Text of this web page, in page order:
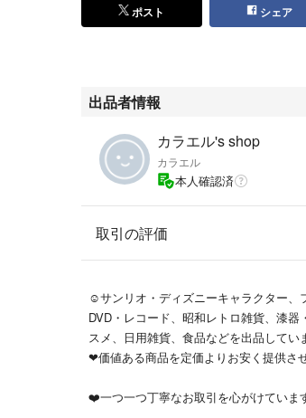
ポスト シェア
出品者情報
カラエル's shop
カラエル
本人確認済
取引の評価
☺️サンリオ・ディズニーキャラクター、
DVD・レコード、昭和レトロ雑貨、漆器
スメ、日用雑貨、食品などを出品してい
❤価値ある商品を定価よりお安く提供さ
❤️一つ一つ丁寧なお取引を心がけていま